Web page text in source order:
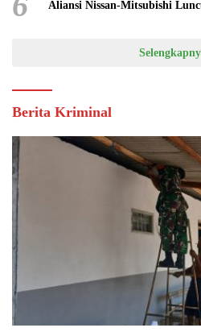
Aliansi Nissan-Mitsubishi
Berita Kriminal